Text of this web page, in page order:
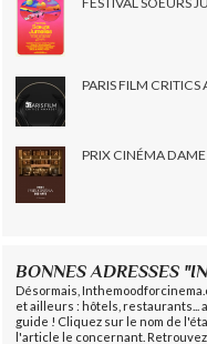
PARIS FILM CRITICS
PRIX CINÉMA DAME
BONNES ADRESSES
Désormais,
et ailleurs : hôtels, restaurants...
guide ! Cliquez sur le nom de
l'article le concernant.